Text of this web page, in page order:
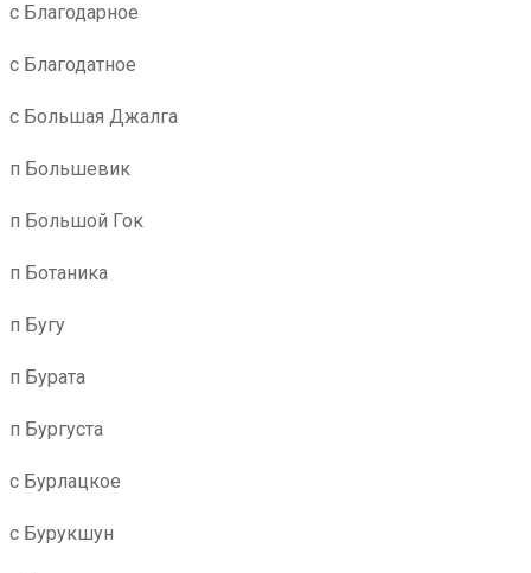
с Благодарное
с Благодатное
с Большая Джалга
п Большевик
п Большой Гок
п Ботаника
п Бугу
п Бурата
п Бургуста
с Бурлацкое
с Бурукшун